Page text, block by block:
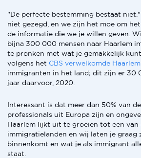
"De perfecte bestemming bestaat
niet gezegd, en we zijn het moe om
de informatie die we je willen geven.
bijna 300 000 mensen naar Haarlem
te pronken met wat je gemakkelijk
volgens het CBS verwelkomde Haarlem
immigranten in het land; dit zijn er 30
jaar daarvoor, 2020.
Interessant is dat meer dan 50% van
professionals uit Europa zijn en
Haarlem lijkt uit te groeien tot een van
immigratielanden en wij laten je graag
binnenkomt en wat je als immigrant
staat.